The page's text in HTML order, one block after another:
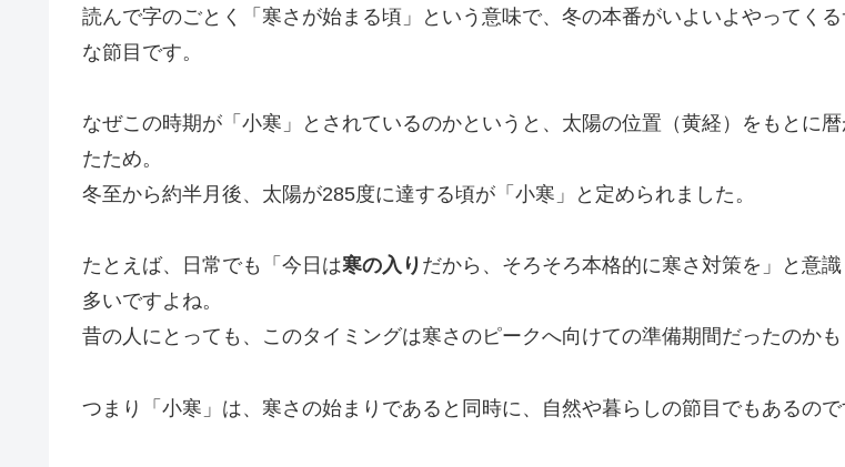
読んで字のごとく「寒さが始まる頃」という意味で、冬の本番がいよいよやってくる
な節目です。
なぜこの時期が「小寒」とされているのかというと、太陽の位置（黄経）をもとに
たため。
冬至から約半月後、太陽が285度に達する頃が「小寒」と定められました。
たとえば、日常でも「今日は寒の入り だから、そろそろ本格的に寒さ対策を」と意
多いですよね。
昔の人にとっても、このタイミングは寒さのピークへ向けての準備期間だったのかも
つまり「小寒」は、寒さの始まりであると同時に、自然や暮らしの節目でもあるので